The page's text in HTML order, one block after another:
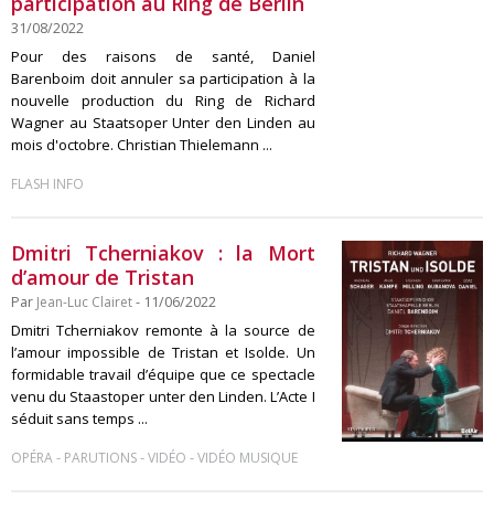
31/08/2022
Pour des raisons de santé, Daniel
Barenboim doit annuler sa participation à la
nouvelle production du Ring de Richard
Wagner au Staatsoper Unter den Linden au
mois d'octobre. Christian Thielemann ...
FLASH INFO
Dmitri Tcherniakov : la Mort
d’amour de Tristan
Par Jean-Luc Clairet- 11/06/2022
Dmitri Tcherniakov remonte à la source de
l’amour impossible de Tristan et Isolde. Un
formidable travail d’équipe que ce spectacle
venu du Staastoper unter den Linden. L’Acte I
séduit sans temps ...
OPÉRA- PARUTIONS-VIDÉO -VIDÉO MUSIQUE